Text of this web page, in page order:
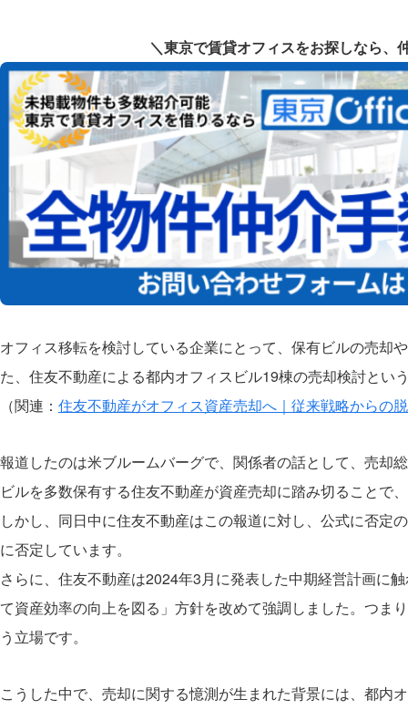
＼東京で賃貸オフィスをお探しなら、
オフィス移転を検討している企業にとって、保有ビルの売却
た、住友不動産による都内オフィスビル19棟の売却検討とい
（関連： 住友不動産がオフィス資産売却へ｜従来戦略からの
報道したのは米ブルームバーグで、関係者の話として、売却
ビルを多数保有する住友不動産が資産売却に踏み切ることで
しかし、同日中に住友不動産はこの報道に対し、公式に否
に否定しています。
さらに、住友不動産は2024年3月に発表した中期経営計画に
て資産効率の向上を図る」方針を改めて強調しました。つま
う立場です。
こうした中で、売却に関する憶測が生まれた背景には、都内